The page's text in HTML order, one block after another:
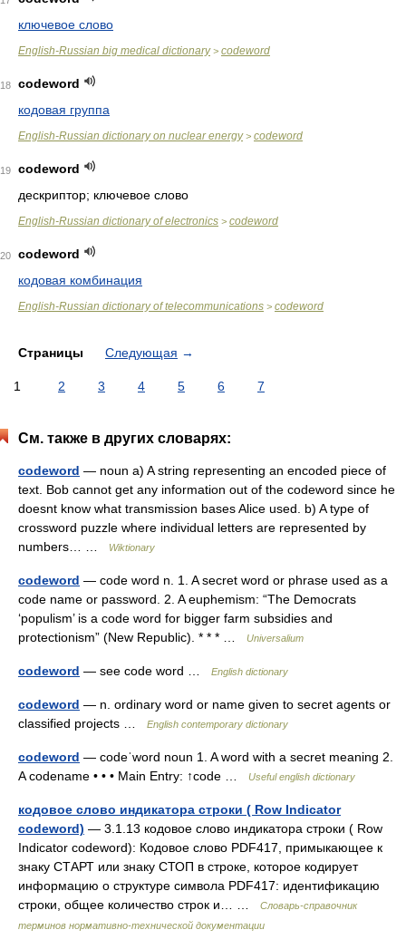
ключевое слово
English-Russian big medical dictionary> codeword
18
codeword
кодовая группа
English-Russian dictionary on nuclear energy> codeword
19
codeword
дескриптор; ключевое слово
English-Russian dictionary of electronics > codeword
20
codeword
кодовая комбинация
English-Russian dictionary of telecommunications > codeword
Страницы Следующая →
1 2 3 4 5 6 7
См. также в других словарях:
codeword — noun a) A string representing an encoded piece of
text. Bob cannot get any information out of the codeword since he
doesnt know what transmission bases Alice used. b) A type of
crossword puzzle where individual letters are represented by
numbers… …
Wiktionary
codeword — code word n. 1. A secret word or phrase used as a
code name or password. 2. A euphemism: “The Democrats
‘populism’ is a code word for bigger farm subsidies and
protectionism” (New Republic). * * * …
Universalium
codeword — see code word … English dictionary
codeword — n. ordinary word or name given to secret agents or
classified projects …
English contemporary dictionary
codeword — codeˈword noun 1. A word with a secret meaning 2.
A codename • • • Main Entry: ↑code …
Useful english dictionary
кодовое слово индикатора строки ( Row Indicator
codeword) — 3.1.13 кодовое слово индикатора строки ( Row
Indicator codeword): Кодовое слово PDF417, примыкающее к
знаку СТАРТ или знаку СТОП в строке, которое кодирует
информацию о структуре символа PDF417: идентификацию
строки, общее количество строк и… …
Словарь-справочник
терминов нормативно-технической документации